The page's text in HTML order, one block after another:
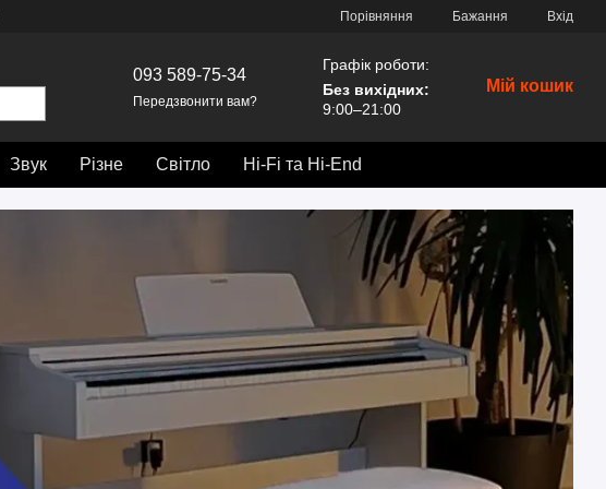
Порівняння Бажання Вхід
093 589-75-34
Передзвонити вам?
Графік роботи:
Без вихідних:
9:00–21:00
Мій кошик
Звук Різне Світло Hi-Fi та Hi-End